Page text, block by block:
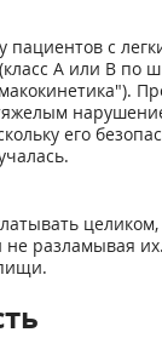
пациентов с
А или В по
его
не разламывая